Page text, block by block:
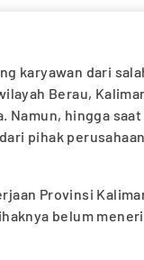
karyawan dari
Berau,
Namun, hingga
pihak
Provinsi
belum